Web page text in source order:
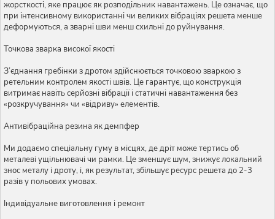
жорсткості, яке працює як розподільник навантажень. Це означає, що
при інтенсивному використанні чи великих вібраціях решета менше
деформуються, а зварні шви менш схильні до руйнування.
Точкова зварка високої якості
З’єднання гребінки з дротом здійснюється точковою зваркою з
ретельним контролем якості швів. Це гарантує, що конструкція
витримає навіть серйозні вібрації і статичні навантаження без
«розкручування» чи «відриву» елементів.
Антивібраційна резина як демпфер
Ми додаємо спеціальну гуму в місцях, де дріт може тертись об
металеві ущільнювачі чи рамки. Це зменшує шум, знижує локальний
знос металу і дроту, і, як результат, збільшує ресурс решета до 2-3
разів у польових умовах.
Індивідуальне виготовлення і ремонт